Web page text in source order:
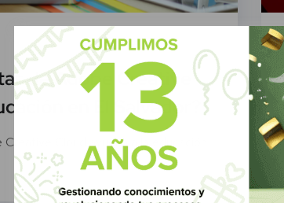
de Adobe Creative
en El Salvador?
Cloud ayudan a la educación